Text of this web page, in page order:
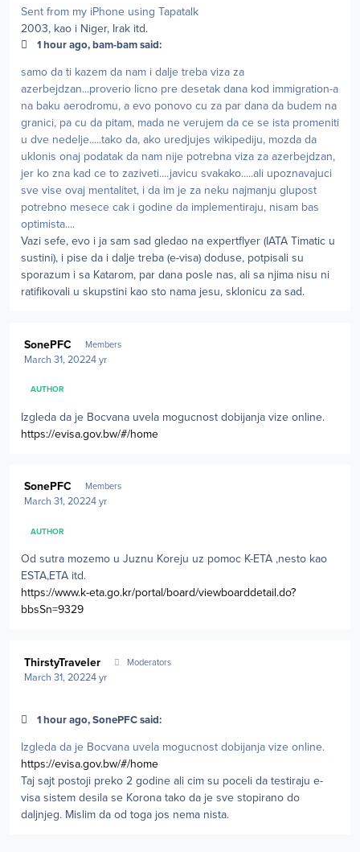
Sent from my iPhone using Tapatalk
2003, kao i Niger, Irak itd.
1 hour ago, bam-bam said:
samo da ti kazem da nam i dalje treba viza za
azerbejdzan...proverio licno pre desetak dana kod immigration-a
na baku aerodromu, a evo ponovo cu za par dana da budem na
granici, pa cu da pitam, mada ne verujem da ce se ista promeniti
u dve nedelje.....tako da, ako uredjujes wikipediju, mozda da
uklonis onaj podatak da nam nije potrebna viza za azerbejdzan,
jer ko zna kad ce to zaziveti....javicu svakako.....ali upoznavajuci
sve vise ovaj mentalitet, i da im je za neku najmanju glupost
potrebno mesece cak i godine da implementiraju, nisam bas
optimista....
Vazi sefe, evo i ja sam sad gledao na expertflyer (IATA Timatic u
sustini), i pise da i dalje treba (e-visa) doduse, potpisali su
sporazum i sa Katarom, par dana posle nas, ali sa njima nisu ni
ratifikovali u skupstini kao sto nama jesu, sklonicu za sad.
SonePFC Members
March 31, 20224 yr
AUTHOR
Izgleda da je Bocvana uvela mogucnost dobijanja vize online.
https://evisa.gov.bw/#/home
SonePFC Members
March 31, 20224 yr
AUTHOR
Od sutra mozemo u Juznu Koreju uz pomoc K-ETA ,nesto kao
ESTA,ETA itd.
https://www.k-eta.go.kr/portal/board/viewboarddetail.do?
bbsSn=9329
ThirstyTraveler Moderators
March 31, 20224 yr
1 hour ago, SonePFC said:
Izgleda da je Bocvana uvela mogucnost dobijanja vize online.
https://evisa.gov.bw/#/home
Taj sajt postoji preko 2 godine ali cim su poceli da testiraju e-
visa sistem desila se Korona tako da je sve stopirano do
daljnjeg. Mislim da od toga jos nema nista.